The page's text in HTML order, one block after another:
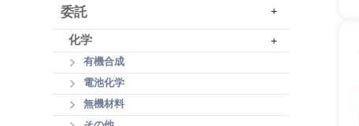
委託 +
化学 +
有機合成
電池化学
無機材料